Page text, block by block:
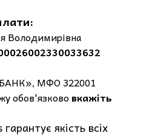
Володимирівна
МФО 322001
обов'язково вкажіть
якість всіх